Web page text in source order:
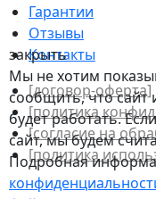
закрыть
Мы не хотим
сообщить, что сайт
будет работать.
сайт, мы будем
Подробная
Гарантии
Отзывы
Контакты
[договор-оферта]
[политикa
[согласие на
[политика